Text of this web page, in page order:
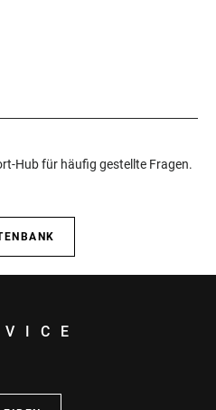
Hub für häufig gestellte Fragen.